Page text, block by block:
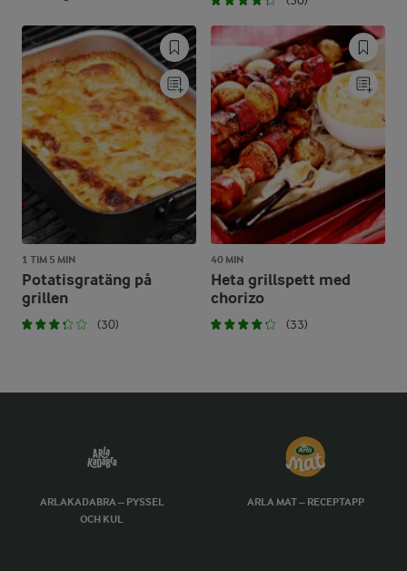
1 TIM 5 MIN
Potatisgratäng på
grillen
(30)
40 MIN
Heta grillspett med
chorizo
(33)
ARLAKADABRA – PYSSEL
OCH KUL
ARLA MAT – RECEPTAPP